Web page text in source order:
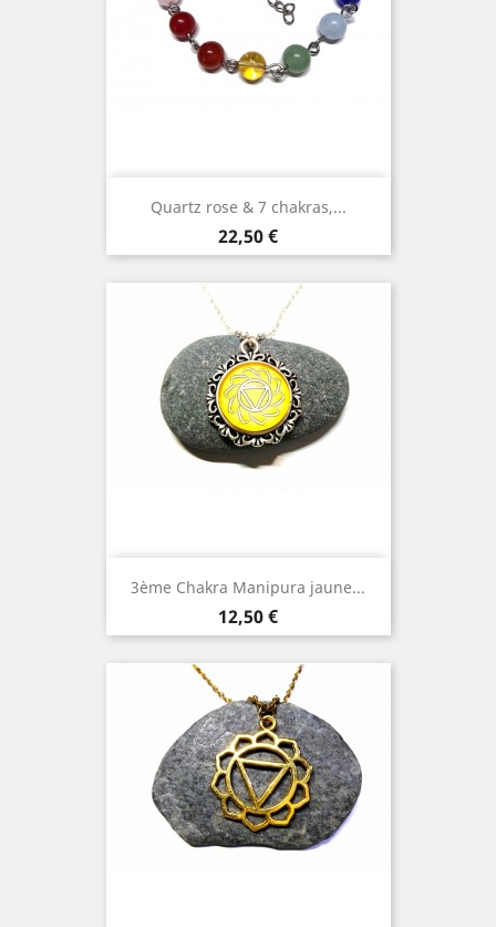
Quartz rose & 7 chakras,...
Prix
22,50 €
3ème Chakra Manipura jaune...
Prix
12,50 €